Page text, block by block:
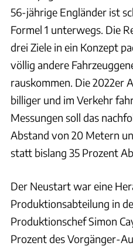
56-jährige Engländer ist
Formel 1 unterwegs. Die
drei Ziele in ein Konzept
völlig andere
rauskommen. Die 2022er
billiger und im Verkehr
Messungen soll das
Abstand von 20 Metern
statt bislang 35 Prozent
Der Neustart war eine
Produktionsabteilung in
Produktionschef Simon
Prozent des Vorgänger-